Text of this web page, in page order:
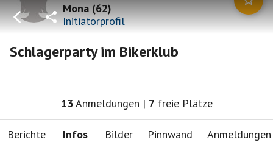
Mona(62)
Initiatorprofil
Schlagerparty im Bikerklub
13Anmeldungen | 7 freie Plätze
Berichte Infos Bilder Pinnwand Anmeldungen